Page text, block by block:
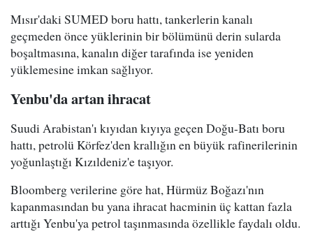
Mısır'daki SUMED boru hattı, tankerlerin kanalı
geçmeden önce yüklerinin bir bölümünü derin sularda
boşaltmasına, kanalın diğer tarafında ise yeniden
yüklemesine imkan sağlıyor.
Yenbu'da artan ihracat
Suudi Arabistan'ı kıyıdan kıyıya geçen Doğu-Batı boru
hattı, petrolü Körfez'den krallığın en büyük rafinerilerinin
yoğunlaştığı Kızıldeniz'e taşıyor.
Bloomberg verilerine göre hat, Hürmüz Boğazı'nın
kapanmasından bu yana ihracat hacminin üç kattan fazla
arttığı Yenbu'ya petrol taşınmasında özellikle faydalı oldu.